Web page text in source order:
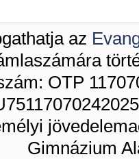
az
OTP
Gimnázium